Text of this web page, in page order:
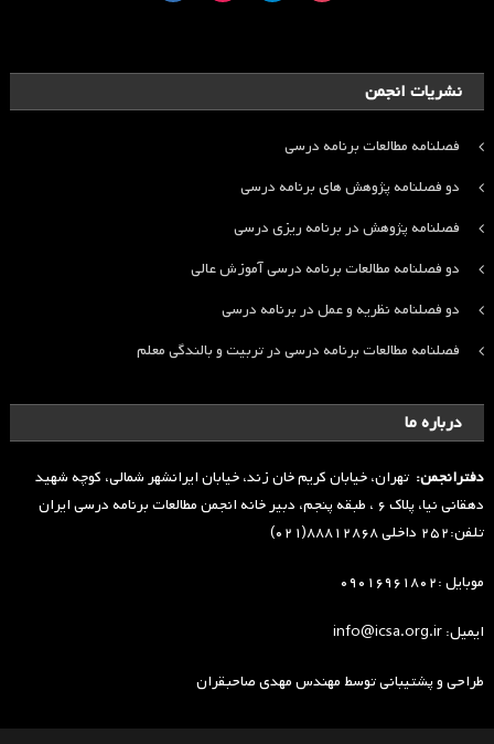
نشریات انجمن
فصلنامه مطالعات برنامه درسی
دو فصلنامه پژوهش های برنامه درسی
فصلنامه پژوهش در برنامه ریزی درسی
دو فصلنامه مطالعات برنامه درسی آموزش عالی
دو فصلنامه نظریه و عمل در برنامه درسی
فصلنامه مطالعات برنامه درسی در تربیت و بالندگی معلم
درباره ما
دفترانجمن: تهران، خیابان کریم خان زند، خیابان ایرانشهر شمالی، کوچه شهید
دهقانی نیا، پلاک ۶ ، طبقه پنجم، دبیر خانه انجمن مطالعات برنامه درسی ایران
تلفن:۲۵۲ داخلی ۸۸۸۱۲۸۶۸(۰۲۱)
موبایل :۰۹۰۱۶۹۶۱۸۰۲
ایمیل: info@icsa.org.ir
طراحی و پشتیبانی توسطمهندس مهدی صاحبقران